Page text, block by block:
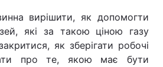
вирішити, як допомогти
які за такою ціною газу
як зберігати робочі
про те, якою має бути